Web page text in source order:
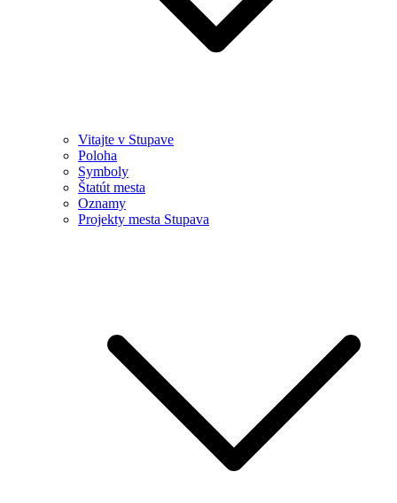
Vitajte v Stupave
Poloha
Symboly
Štatút mesta
Oznamy
Projekty mesta Stupava